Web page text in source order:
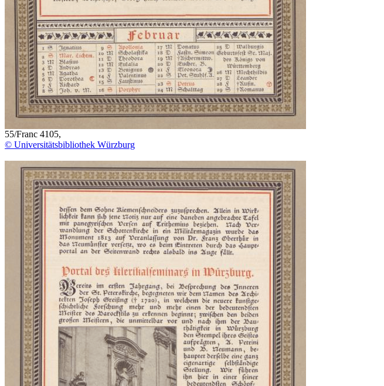
55/Franc 4105,
© Universitätsbibliothek Würzburg